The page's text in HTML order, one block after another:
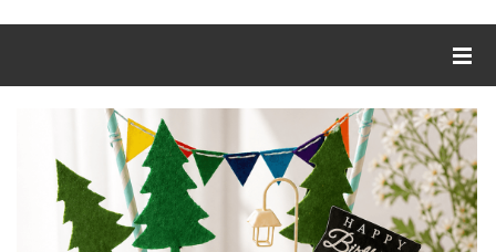
記住我
網紅媽咪蛋糕心得分享
粉絲好康
加入甜點廚師接單平台